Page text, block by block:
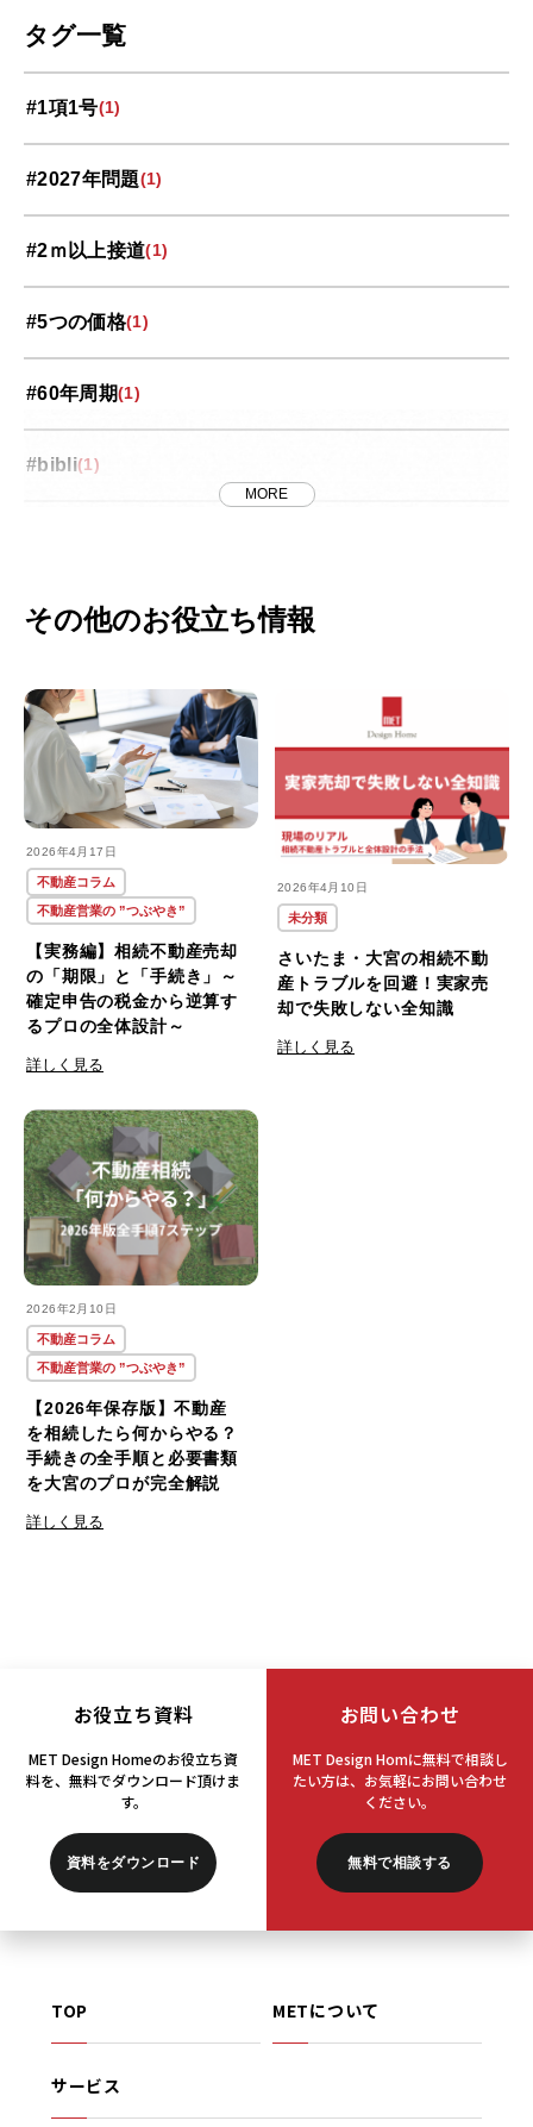
中央区
北区
南区
大宮区
岩槻区
投資コラム
番外編 (8)
緑区(4)
西区 (4)
見沼区(10)
タグ一覧
#1項1号(1)
#2027年問題(1)
#2ｍ以上接道(1)
#5つの価格(1)
#60年周期(1)
#bibli(1)
#J-REIT(1)
#METのリノベ(1)
#REIT(1)
#おしゃれ(1)
#おしゃれな家(1)
#おすすめ (2)
#お洒落な家(1)
#ご用心(1)
#さいたま市
#さいたま市緑区
#みずほ台(2)
#ららぽーと
#アパート
#アリーコーヒー(1)
MORE
その他のお役立ち情報
2026年4月17日
不動産コラム
不動産営業の ”つぶやき”
【実務編】相続不動産売却
の「期限」と「手続き」～
確定申告の税金から逆算す
るプロの全体設計～
詳しく見る
2026年4月10日
未分類
さいたま・大宮の相続不動
産トラブルを回避！実家売
却で失敗しない全知識
詳しく見る
2026年2月10日
不動産コラム
不動産営業の ”つぶやき”
【2026年保存版】不動産
を相続したら何からやる？
手続きの全手順と必要書類
を大宮のプロが完全解説
詳しく見る
お役立ち資料
MET Design Homeのお役立ち資
料を、 無料でダウンロード頂けま
す。
資料をダウンロード
お問い合わせ
MET Design Homに無料で相談し
たい方は、 お気軽にお問い合わせ
ください。
無料で相談する
TOP METについて
サービス